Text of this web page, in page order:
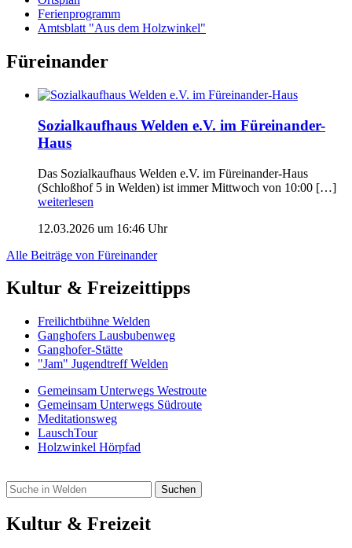
Ferienprogramm
Amtsblatt "Aus dem Holzwinkel"
Füreinander
Sozialkaufhaus Welden e.V. im Füreinander-
Haus
Das Sozialkaufhaus Welden e.V. im Füreinander-Haus
(Schloßhof 5 in Welden) ist immer Mittwoch von 10:00 […]
weiterlesen
12.03.2026 um 16:46 Uhr
Alle Beiträge von Füreinander
Kultur & Freizeittipps
Freilicht­bühne Welden
Ganghofers Lausbubenweg
Ganghofer-Stätte
"Jam" Jugendtreff Welden
Gemeinsam Unterwegs Westroute
Gemeinsam Unterwegs Südroute
Meditationsweg
LauschTour
Holzwinkel Hörpfad
Kultur & Freizeit